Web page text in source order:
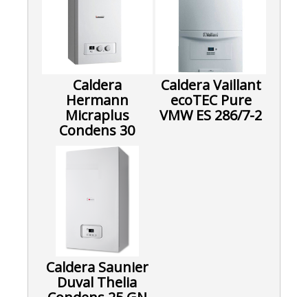
Caldera
Hermann
Micraplus
Condens 30
Caldera Vaillant
ecoTEC Pure
VMW ES 286/7-2
Caldera Saunier
Duval Thelia